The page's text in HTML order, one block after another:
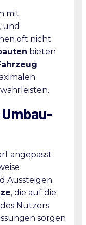
mit
und
oft nicht
bieten
angepasst
Aussteigen
, die auf die
Nutzers
sorgen